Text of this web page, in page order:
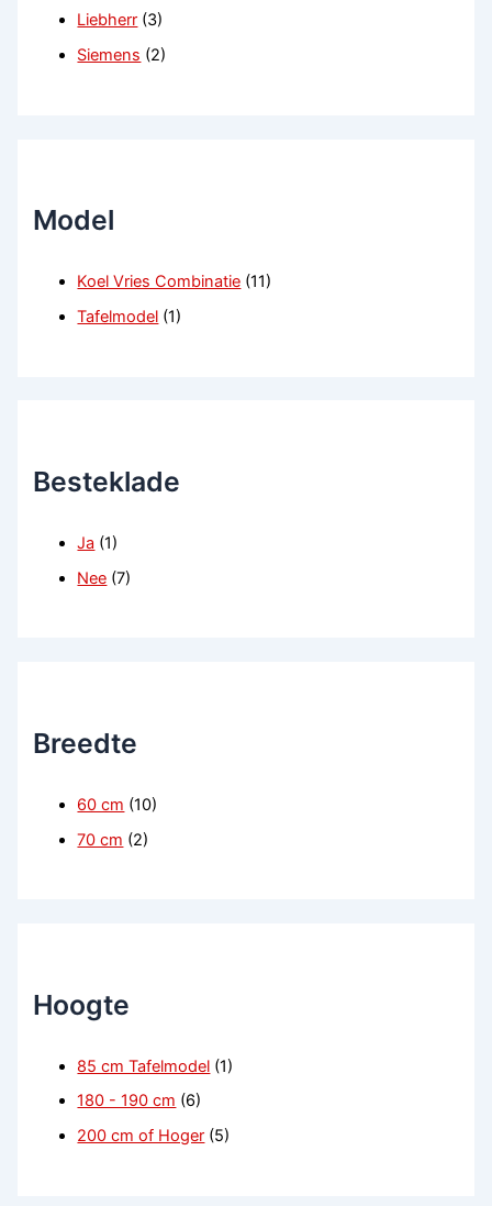
Liebherr (3)
Siemens (2)
Model
Koel Vries Combinatie (11)
Tafelmodel (1)
Besteklade
Ja (1)
Nee (7)
Breedte
60 cm (10)
70 cm (2)
Hoogte
85 cm Tafelmodel (1)
180 - 190 cm (6)
200 cm of Hoger (5)